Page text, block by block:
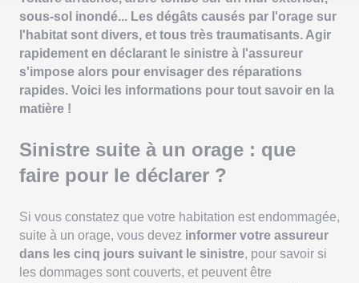
sous-sol inondé... Les dégâts causés par l'orage sur
l'habitat sont divers, et tous très traumatisants. Agir
rapidement en déclarant le sinistre à l'assureur
s'impose alors pour envisager des réparations
rapides. Voici les informations pour tout savoir en la
matière !
Sinistre suite à un orage : que
faire pour le déclarer ?
Si vous constatez que votre habitation est endommagée,
suite à un orage, vous devez informer votre assureur
dans les cinq jours suivant le sinistre, pour savoir si
les dommages sont couverts, et peuvent être